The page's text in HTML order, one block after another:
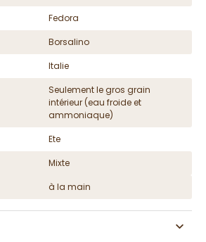
Fedora
Borsalino
Italie
Seulement le gros grain
intérieur (eau froide et
ammoniaque)
Ete
Mixte
à la main